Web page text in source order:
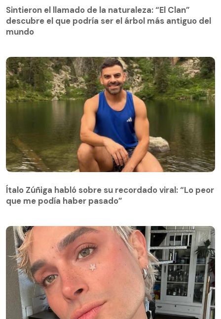
descubre el que podría ser el árbol más antiguo del
mundo
Sintieron el llamado de la naturaleza: “El Clan”
descubre el que podría ser el árbol más antiguo del
mundo
Ítalo Zúñiga habló sobre su recordado viral: “Lo peor
que me podía haber pasado”